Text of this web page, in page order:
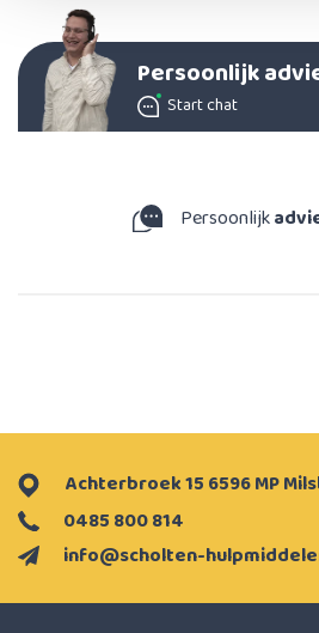
Persoonlijk
Start chat
Persoonlijk
info@scholten-
0485 800 814
Achterbroek 15 6596 MP